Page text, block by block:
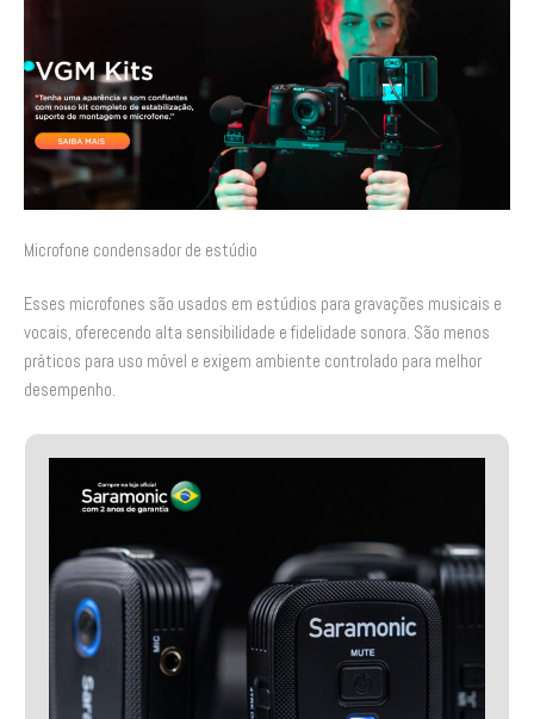
Microfone condensador de estúdio
Esses microfones são usados em estúdios para gravações musicais e
vocais, oferecendo alta sensibilidade e fidelidade sonora. São menos
práticos para uso móvel e exigem ambiente controlado para melhor
desempenho.